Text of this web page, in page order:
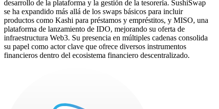
desarrollo de la plataforma y la gestión de la tesorería. SushiSwap
se ha expandido más allá de los swaps básicos para incluir
productos como Kashi para préstamos y empréstitos, y MISO, una
plataforma de lanzamiento de IDO, mejorando su oferta de
infraestructura Web3. Su presencia en múltiples cadenas consolida
su papel como actor clave que ofrece diversos instrumentos
financieros dentro del ecosistema financiero descentralizado.